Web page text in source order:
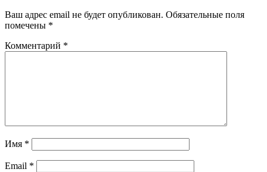
Ваш адрес email не будет опубликован. Обязательные поля
помечены *
Комментарий *
Имя *
Email *